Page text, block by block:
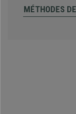
MÉTHODES